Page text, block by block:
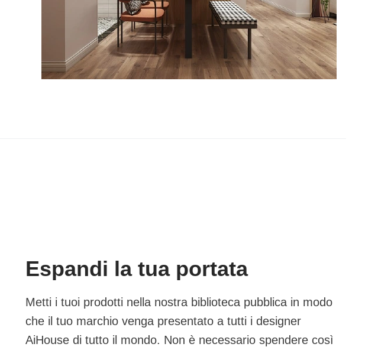
Espandi la tua portata
Metti i tuoi prodotti nella nostra biblioteca pubblica in modo
che il tuo marchio venga presentato a tutti i designer
AiHouse di tutto il mondo. Non è necessario spendere così